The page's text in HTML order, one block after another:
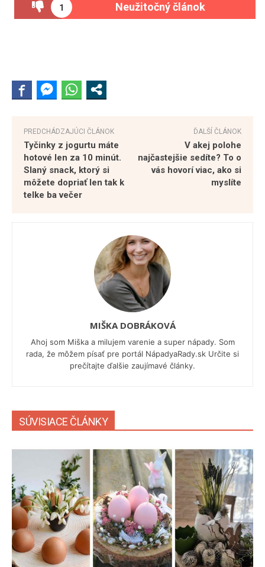
1 Neužitočný článok
PREDCHÁDZAJÚCI ČLÁNOK
Tyčinky z jogurtu máte
hotové len za 10 minút.
Slaný snack, ktorý si
môžete dopriať len tak k
telke ba večer
ĎALŠÍ ČLÁNOK
V akej polohe
najčastejšie sedíte? To o
vás hovorí viac, ako si
myslíte
MIŠKA DOBRÁKOVÁ
Ahoj som Miška a milujem varenie a super nápady. Som
rada, že môžem písať pre portál NápadyaRady.sk Určite si
prečítajte ďalšie zaujímavé články.
SÚVISIACE ČLÁNKY